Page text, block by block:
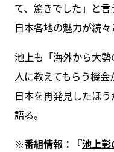
て、驚きでした」と
日本各地の魅力が続々
池上も「海外から大
人に教えてもらう機
日本を再発見したほ
語る。
※番組情報：『池上